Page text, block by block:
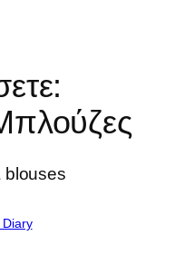
Diary